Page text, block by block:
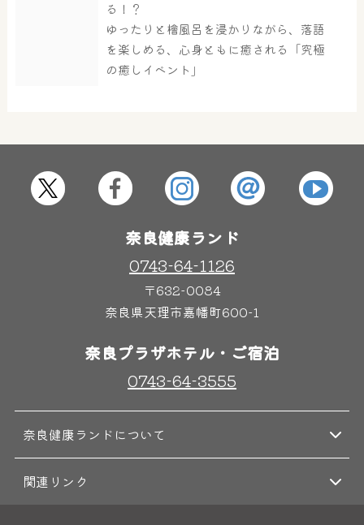
はしゃきっズ
る！？
ゆったりと檜風呂を浸かりながら、落語
を楽しめる、心身ともに癒される「究極
の癒しイベント」
奈良健康ランド
0743-64-1126
〒632-0084
奈良県天理市嘉幡町600-1
奈良プラザホテル・ご宿泊
0743-64-3555
奈良健康ランドについて
関連リンク